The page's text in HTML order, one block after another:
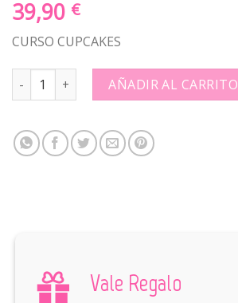
39,90 €
CURSO CUPCAKES
CURSO CUPCAKES: quantityAÑADIR AL CARRITO
Vale Regalo